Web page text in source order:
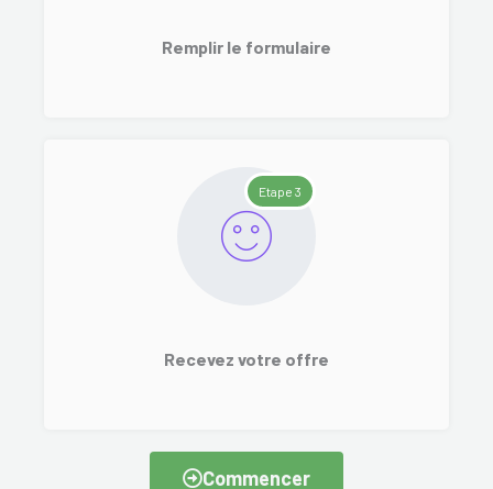
Remplir le formulaire
Etape 3
Recevez votre offre
Commencer